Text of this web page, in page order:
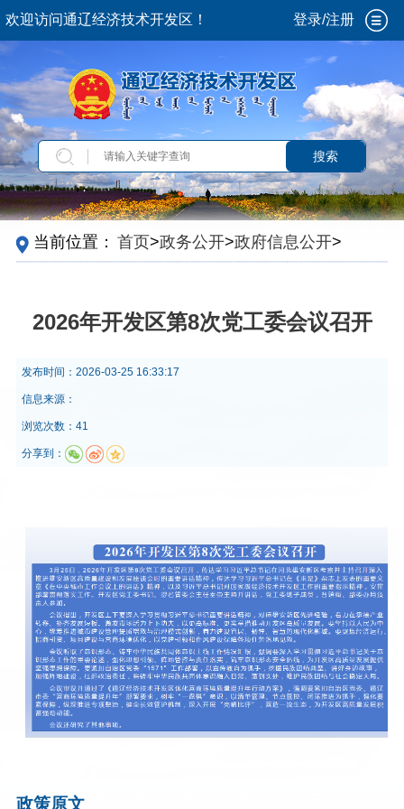
欢迎访问通辽经济技术开发区！ 登录/注册
搜索
当前位置： 首页>政务公开>政府信息公开>
定主动公开内容>政策解读
2026年开发区第8次党工委会议召开
发布时间： 2026-03-25 16:33:17
信息来源：
浏览次数：41
分享到：
政策原文